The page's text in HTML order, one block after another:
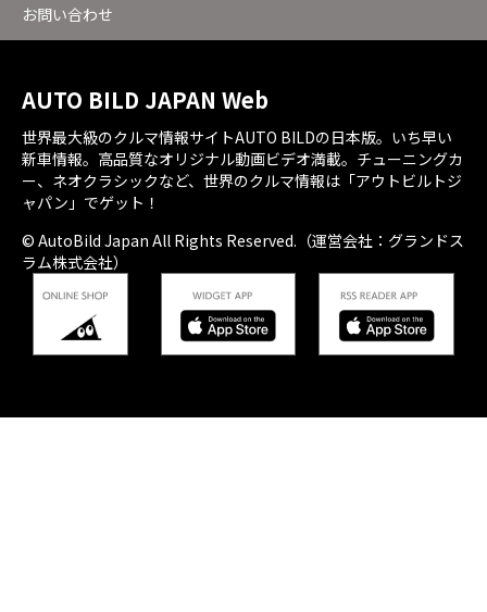
お問い合わせ
AUTO BILD JAPAN Web
世界最大級のクルマ情報サイトAUTO BILDの日本版。いち早い
新車情報。高品質なオリジナル動画ビデオ満載。チューニングカ
ー、ネオクラシックなど、世界のクルマ情報は「アウトビルトジ
ャパン」でゲット！
© AutoBild Japan All Rights Reserved.（運営会社：グランドス
ラム株式会社）